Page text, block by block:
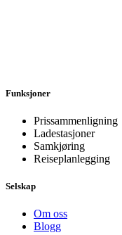
Funksjoner
Prissammenligning
Ladestasjoner
Samkjøring
Reiseplanlegging
Selskap
Om oss
Blogg